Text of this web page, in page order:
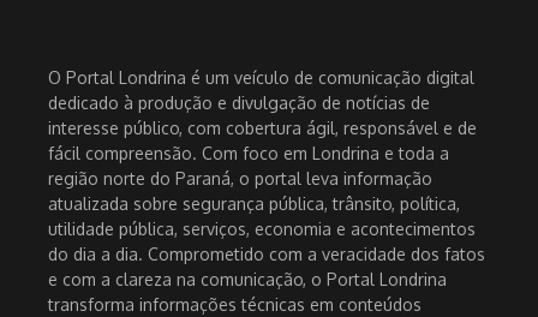
O Portal Londrina é um veículo de comunicação digital
dedicado à produção e divulgação de notícias de
interesse público, com cobertura ágil, responsável e de
fácil compreensão. Com foco em Londrina e toda a
região norte do Paraná, o portal leva informação
atualizada sobre segurança pública, trânsito, política,
utilidade pública, serviços, economia e acontecimentos
do dia a dia. Comprometido com a veracidade dos fatos
e com a clareza na comunicação, o Portal Londrina
transforma informações técnicas em conteúdos